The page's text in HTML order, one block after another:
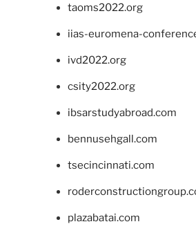
taoms2022.org
iias-euromena-
ivd2022.org
csity2022.org
ibsarstudyabroad.com
bennusehgall.com
tsecincinnati.com
plazabatai.com